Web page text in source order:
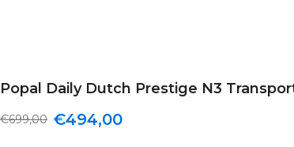
€494,00
€699,00